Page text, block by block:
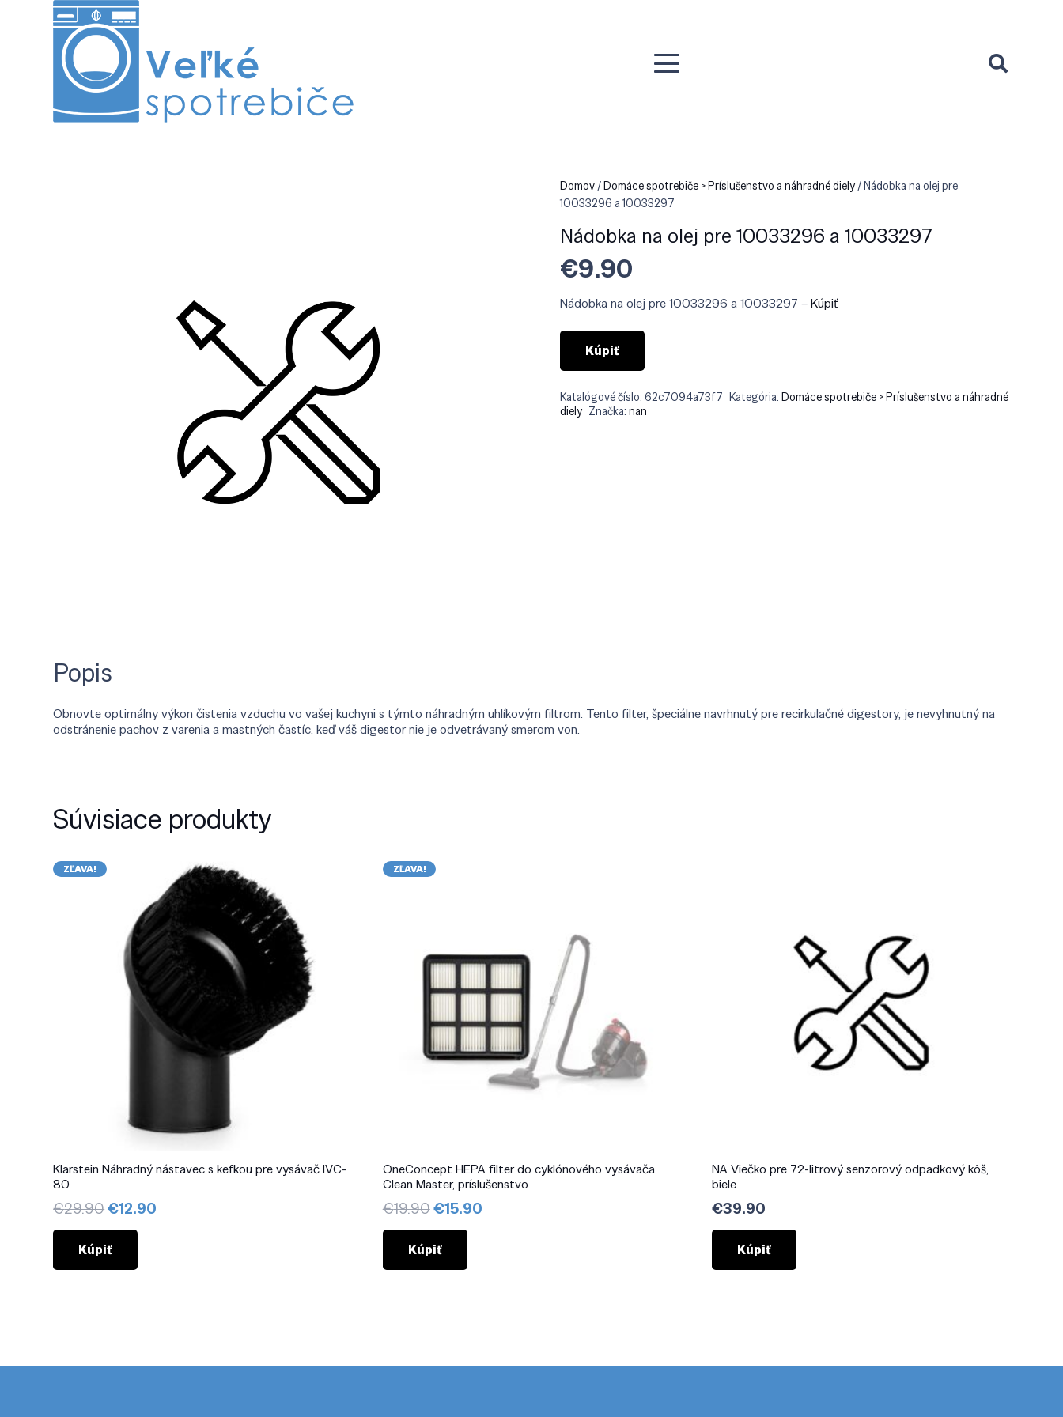
Domov/Domáce spotrebiče > Príslušenstvo a náhradné diely/ Nádobka na olej pre
10033296 a 10033297
Nádobka na olej pre 10033296 a 10033297
€9.90
Nádobka na olej pre 10033296 a 10033297 –Kúpiť
Kúpiť
Katalógové číslo:62c7094a73f7 Kategória:Domáce spotrebiče > Príslušenstvo a náhradné
diely Značka:nan
Popis
Obnovte optimálny výkon čistenia vzduchu vo vašej kuchyni s týmto náhradným uhlíkovým filtrom. Tento filter, špeciálne navrhnutý pre recirkulačné digestory, je nevyhnutný na
odstránenie pachov z varenia a mastných častíc, keď váš digestor nie je odvetrávaný smerom von.
Súvisiace produkty
ZĽAVA!
Klarstein Náhradný nástavec s kefkou pre vysávač IVC-
80
€29.90Pôvodná
cena
bola:
€29.90.
€12.90
Kúpiť
ZĽAVA!
OneConcept HEPA filter do cyklónového vysávača
Clean Master, príslušenstvo
€19.90Pôvodná
cena
bola:
€19.90.
€15.90Aktuálna
Kúpiť
NA Viečko pre 72-litrový senzorový odpadkový kôš,
biele
€39.90
Kúpiť